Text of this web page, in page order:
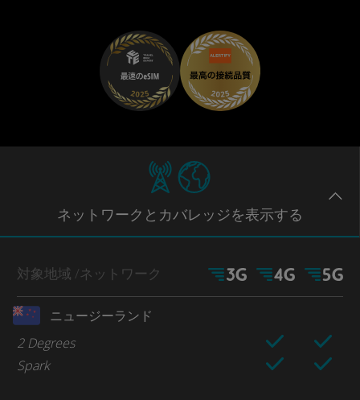
ネットワークとカバレッジを表示する
対象地域 /ネットワーク
ニュージーランド
2 Degrees
Spark